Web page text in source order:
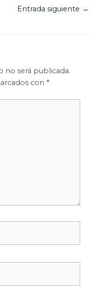
Entrada siguiente →
no será publicada.
con *